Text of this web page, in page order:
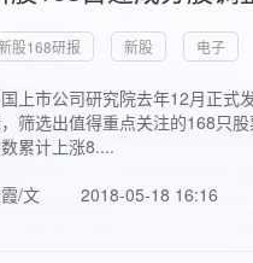
股168研报 新股 电子
上市公司研究院去年12月正式
筛选出值得重点关注的168只
累计上涨8....
/文
2018-05-18 16:16